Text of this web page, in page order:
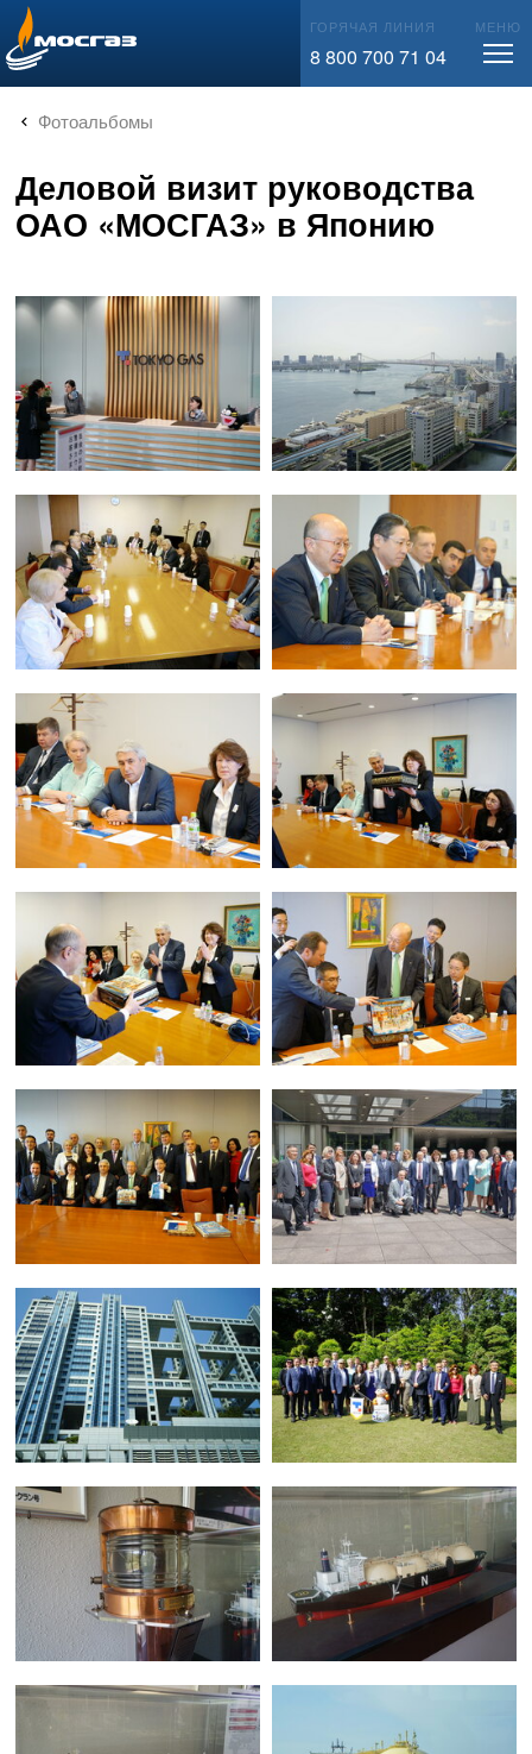
info@mos-gaz.ru ГОРЯЧАЯ ЛИНИЯ
8 800 700 71 04
МЕНЮ
Фотоальбомы
Деловой визит руководства
ОАО «МОСГАЗ» в Японию